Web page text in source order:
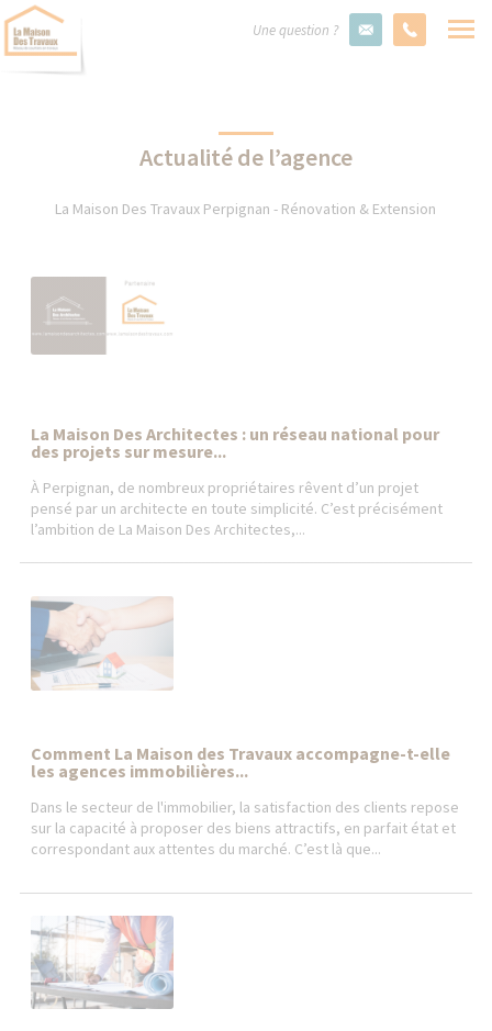
Une question ?
Actualité de l’agence
La Maison Des Travaux Perpignan - Rénovation & Extension
La Maison Des Architectes : un réseau national pour
des projets sur mesure...
À Perpignan, de nombreux propriétaires rêvent d’un projet
pensé par un architecte en toute simplicité. C’est précisément
l’ambition de La Maison Des Architectes,...
Comment La Maison des Travaux accompagne-t-elle
les agences immobilières...
Dans le secteur de l'immobilier, la satisfaction des clients repose
sur la capacité à proposer des biens attractifs, en parfait état et
correspondant aux attentes du marché. C’est là que...